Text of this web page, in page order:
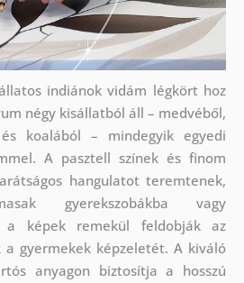
indiánok vidám légkört hoz
négy kisállatból áll – medvéből,
koalából – mindegyik egyedi
A pasztell színek és finom
hangulatot teremtenek,
gyerekszobákba vagy
a képek remekül feldobják az
gyermekek képzeletét. A kiváló
anyagon biztosítja a hosszú